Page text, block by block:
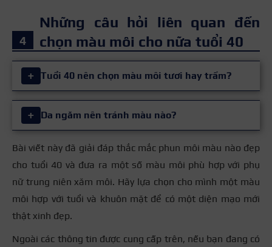
Những câu hỏi liên quan đến
chọn màu môi cho nữa tuổi 40
+ Tuổi 40 nên chọn màu môi tươi hay trầm?
Đối với tuổi 40 nên ưu tiên tone trầm hoặc trung tính
(đỏ gạch, đỏ đất, đỏ rượu vang) để che khuyết điểm,
tạo sự sang trọng. Nhưng có thể chọn cam đào, hồng
đất để thêm phần trẻ trung.
+ Da ngăm nên tránh màu nào?
Bạn nên tránh các màu quá nhạt hoặc quá chói như
hồng baby, hồng cánh sen, cam neon. Thay vào đó,
chọn tone đỏ rượu, đỏ gạch, đỏ đất để làm da sáng
hơn.
Bài viết này đã giải đáp thắc mắc phun môi màu nào đẹp
cho tuổi 40 và đưa ra một số màu môi phù hợp với phụ
nữ trung niên xăm môi. Hãy lựa chọn cho mình một màu
môi hợp với tuổi và khuôn mặt để có một diện mạo mới
thật xinh đẹp.
Ngoài các thông tin được cung cấp trên, nếu bạn đang có